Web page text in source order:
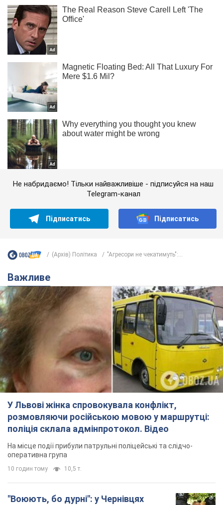
Не набридаємо! Тільки найважливіше - підписуйся на наш
Telegram-канал
Підписатись Підписатись
(Архів) Політика "Агресори не чекатимуть":...
Важливе
У Львові жінка спровокувала конфлікт,
розмовляючи російською мовою у маршрутці:
поліція склала адмінпротокол. Відео
На місце події прибули патрульні поліцейські та слідчо-
оперативна група
10 годин тому 10,5 т.
"Воюють, бо дурні": у Чернівцях